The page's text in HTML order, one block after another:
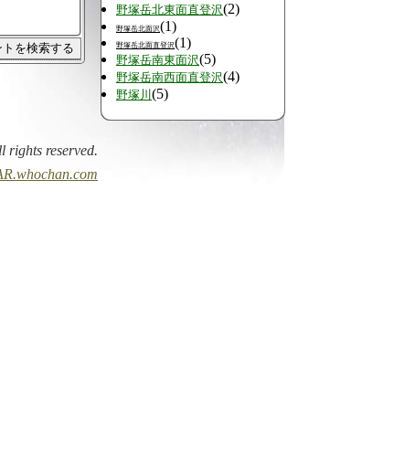
野塚岳北東面直登沢(2)
野塚岳北面沢(1)
野塚岳北面直登沢(1)
野塚岳南東面沢(5)
野塚岳南西面直登沢(4)
野塚川 (5)
rights reserved.